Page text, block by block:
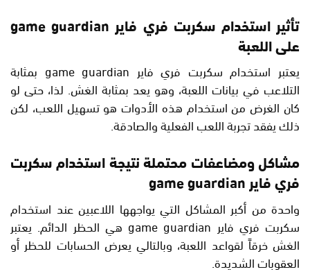
تأثير استخدام سكربت فري فاير game guardian
على اللعبة
يعتبر استخدام سكربت فري فاير game guardian بمثابة
التلاعب في بيانات اللعبة، وهو يعد بمثابة الغش. لذا، حتى لو
كان الغرض من استخدام هذه الأدوات هو تسهيل اللعب، لكن
ذلك يفقد تجربة اللعب الفعلية والصادقة.
مشاكل ومضاعفات محتملة نتيجة استخدام سكربت
فري فاير game guardian
واحدة من أكبر المشاكل التي يواجهها اللاعبين عند استخدام
سكربت فري فاير game guardian هي الحظر الدائم. يعتبر
الغش خرقاً لقواعد اللعبة، وبالتالي يعرض الحسابات للحظر أو
العقوبات الشديدة.